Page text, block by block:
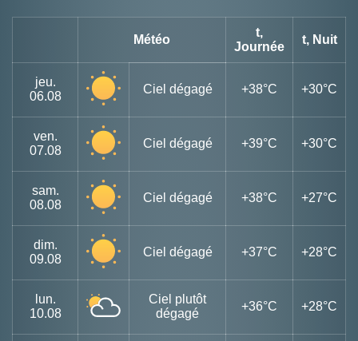
Météo
t,
Journée
t, Nuit
jeu.
06.08
Ciel dégagé +38°C +30°C
ven.
07.08
Ciel dégagé +39°C +30°C
sam.
08.08
Ciel dégagé +38°C +27°C
dim.
09.08
Ciel dégagé +37°C +28°C
lun.
10.08
Ciel plutôt
dégagé
+36°C +28°C